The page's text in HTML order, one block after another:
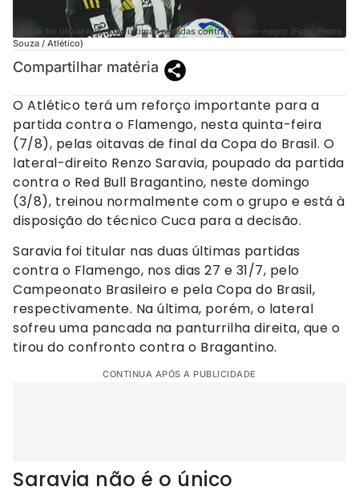
Laterak foi titular nas duas últimas partidas contra o rubro-negro (Foto: Pedro
Souza / Atlético)
Compartilhar matéria
O Atlético terá um reforço importante para a
partida contra o Flamengo, nesta quinta-feira
(7/8), pelas oitavas de final da Copa do Brasil. O
lateral-direito Renzo Saravia, poupado da partida
contra o Red Bull Bragantino, neste domingo
(3/8), treinou normalmente com o grupo e está à
disposição do técnico Cuca para a decisão.
Saravia foi titular nas duas últimas partidas
contra o Flamengo, nos dias 27 e 31/7, pelo
Campeonato Brasileiro e pela Copa do Brasil,
respectivamente. Na última, porém, o lateral
sofreu uma pancada na panturrilha direita, que o
tirou do confronto contra o Bragantino.
CONTINUA APÓS A PUBLICIDADE
Saravia não é o único